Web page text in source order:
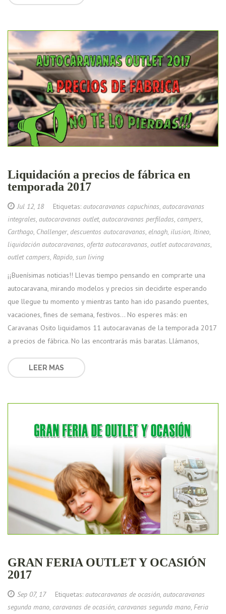
Liquidación a precios de fábrica en
temporada 2017
Jul 12, 18Etiquetas: autocaravanas capuchinas, autocaravanas
integrales, autocaravanas outlet, autocaravanas perfiladas, campers,
Carthago, Challenger, descuentos autocaravanas, elnagh, ilusion, Itineo,
liquidación autocaravanas, oferta autocaravanas, outlet autocaravanas,
outlet campers, Rapido, sun living
¡¡Buenísimas noticias!! Llevas tiempo pensando en comprarte una
autocaravana, mirando modelos y precios sin decidirte esperando
que llegue tu momento y mientras tanto han ido pasando puentes,
vacaciones, fines de semana, festivos… No esperes más: en
Caravanas Osito liquidamos 11 autocaravanas de la temporada 2017
a precios de fábrica. No las encontrarás más baratas. Llámanos,
LEER MAS
GRAN FERIA OUTLET Y OCASIÓN
2017
Sep 07, 17Etiquetas: autocaravanas de ocasión, autocaravanas
segunda mano, caravanas de ocasión, caravanas segunda mano, Feria